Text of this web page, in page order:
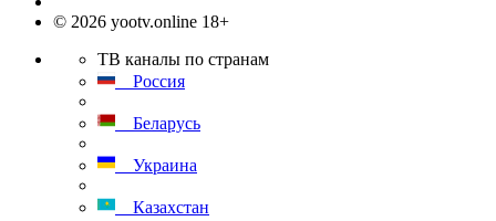
© 2026 yootv.online 18+
ТВ каналы по странам
Россия
Беларусь
Украина
Казахстан